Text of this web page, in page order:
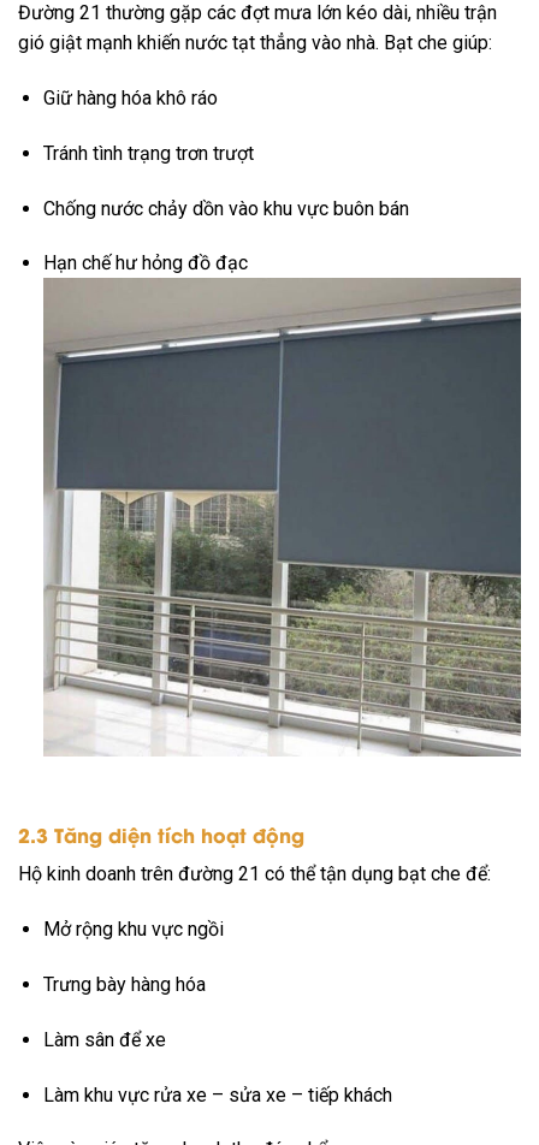
Đường 21 thường gặp các đợt mưa lớn kéo dài, nhiều trận
gió giật mạnh khiến nước tạt thẳng vào nhà. Bạt che giúp:
Giữ hàng hóa khô ráo
Tránh tình trạng trơn trượt
Chống nước chảy dồn vào khu vực buôn bán
Hạn chế hư hỏng đồ đạc
2.3 Tăng diện tích hoạt động
Hộ kinh doanh trên đường 21 có thể tận dụng bạt che để:
Mở rộng khu vực ngồi
Trưng bày hàng hóa
Làm sân để xe
Làm khu vực rửa xe – sửa xe – tiếp khách